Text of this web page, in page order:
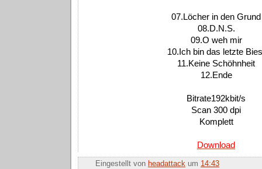
07.Löcher in den Grund
08.D.N.S.
09.O weh mir
10.Ich bin das letzte
11.Keine Schöhnheit
12.Ende
Bitrate192kbit/s
Scan 300 dpi
Komplett
Download
Eingestellt von headattack um 14:43